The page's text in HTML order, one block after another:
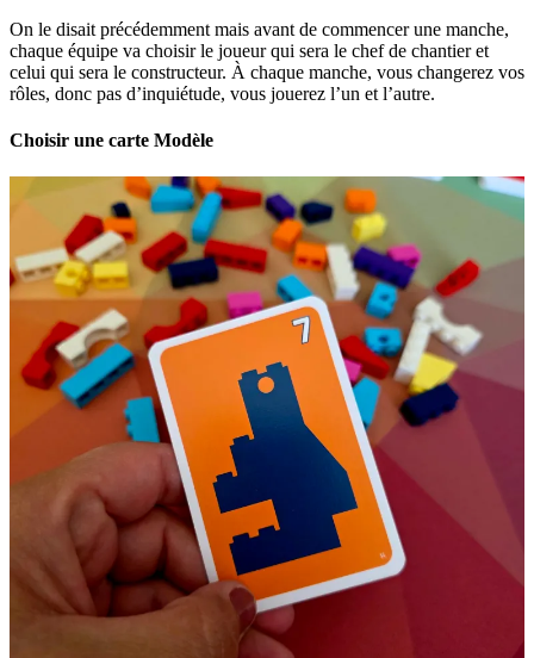
On le disait précédemment mais avant de commencer une manche,
chaque équipe va choisir le joueur qui sera le chef de chantier et
celui qui sera le constructeur. À chaque manche, vous changerez vos
rôles, donc pas d’inquiétude, vous jouerez l’un et l’autre.
Choisir une carte Modèle